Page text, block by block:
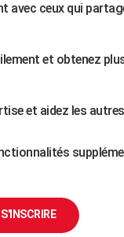
avec ceux qui
et obtenez
et aidez les
S'INSCRIRE